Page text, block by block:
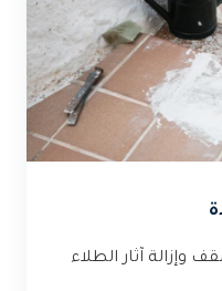
وإزالة آثار الطلاء